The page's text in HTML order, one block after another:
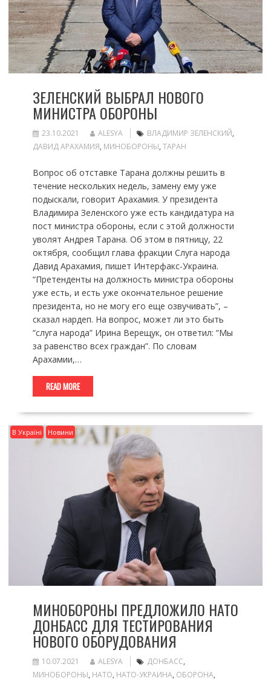
ЗЕЛЕНСКИЙ ВЫБРАЛ НОВОГО
МИНИСТРА ОБОРОНЫ
23.10.2021 ALESYA ВЛАДИМИР ЗЕЛЕНСКИЙ,
ДАВИД АРАХАМИЯ, МИНОБОРОНЫ, ТАРАН
Вопрос об отставке Тарана должны решить в
течение нескольких недель, замену ему уже
подыскали, говорит Арахамия. У президента
Владимира Зеленского уже есть кандидатура на
пост министра обороны, если с этой должности
уволят Андрея Тарана. Об этом в пятницу, 22
октября, сообщил глава фракции Слуга народа
Давид Арахамия, пишет Интерфакс-Украина.
“Претенденты на должность министра обороны
уже есть, и есть уже окончательное решение
президента, но не могу его еще озвучивать”, –
сказал нардеп. На вопрос, может ли это быть
“слуга народа” Ирина Верещук, он ответил: “Мы
за равенство всех граждан”. По словам
Арахамии,…
READ MORE
В Україні Новини
МИНОБОРОНЫ ПРЕДЛОЖИЛО НАТО
ДОНБАСС ДЛЯ ТЕСТИРОВАНИЯ
НОВОГО ОБОРУДОВАНИЯ
10.07.2021 ALESYA ДОНБАСС,
МИНОБОРОНЫ, НАТО, НАТО-УКРАИНА, ОБОРОНА,